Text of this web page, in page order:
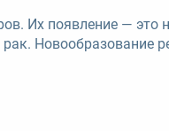
Их появление — это
Новообразование